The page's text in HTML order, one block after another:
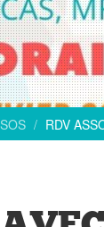
RDV